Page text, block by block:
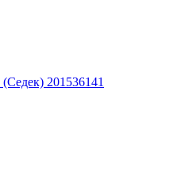
201536141